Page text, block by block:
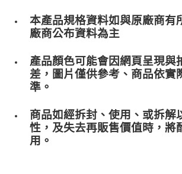
本產品規格資料如與原廠商有
廠商公布資料為主
產品顏色可能會因網頁呈現與
差，圖片僅供參考、商品依實
準。
商品如經拆封、使用、或拆解
性，及失去再販售價值時，將
用。